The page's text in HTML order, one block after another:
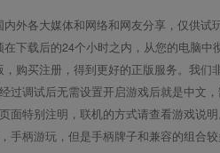
外各大媒体和网络和网友分享，仅供试
下载后的24个小时之内，从您的电脑中
购买注册，得到更好的正版服务。我们
过调试后无需设置开启游戏后就是中文
面特别注明，联机的方式请查看游戏说明
手柄游玩，但是手柄牌子和兼容的组合较